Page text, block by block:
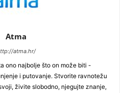
Atma
atma.hr/
ono najbolje što on može biti -
i putovanje. Stvorite ravnotežu
živite slobodno, njegujte znanje,